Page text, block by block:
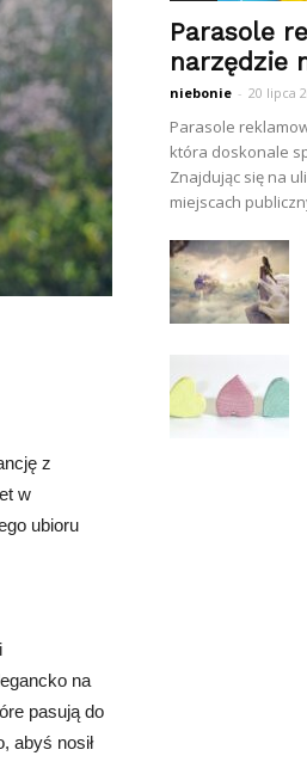
z
w
ubioru
na
pasują do
abyś nosił
Parasole
narzędzie
niebonie - 20 lipca
Parasole
która doskonale
Znajdując się na
miejscach